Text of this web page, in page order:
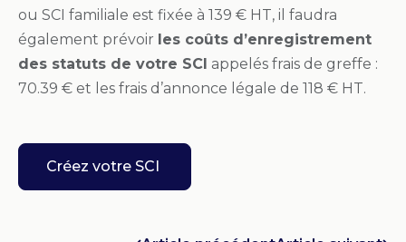
ou SCI familiale est fixée à 139 € HT, il faudra
également prévoir les coûts d’enregistrement
des statuts de votre SCI appelés frais de greffe :
70.39 € et les frais d’annonce légale de 118 € HT.
Créez votre SCI